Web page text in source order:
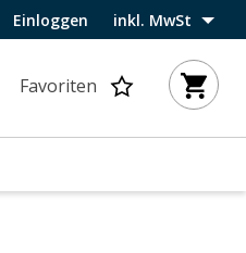
Einloggen inkl. MwSt
Favoriten